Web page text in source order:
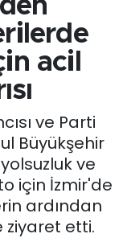
acil
ve Parti
Büyükşehir
ve
için İzmir'de
ardından
ziyaret etti.